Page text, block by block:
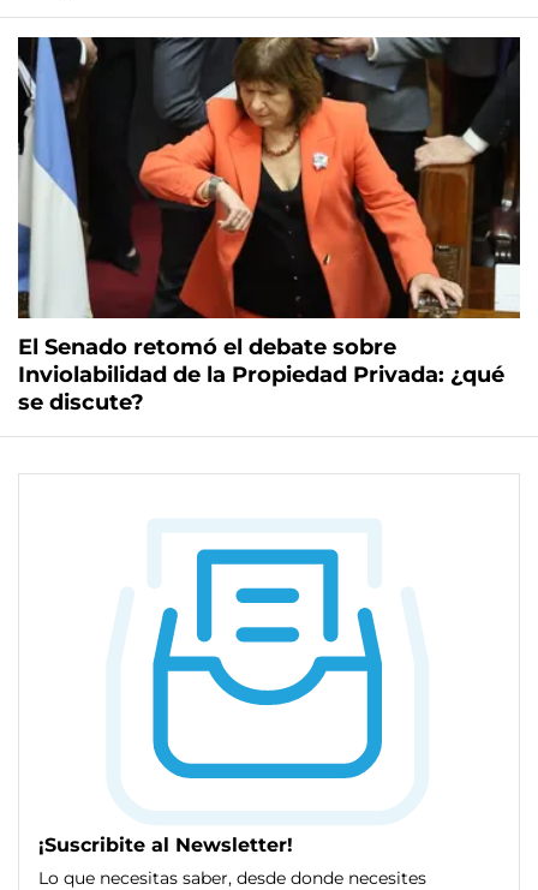
El Senado retomó el debate sobre
Inviolabilidad de la Propiedad Privada: ¿qué
se discute?
¡Suscribite al Newsletter!
Lo que necesitas saber, desde donde necesites